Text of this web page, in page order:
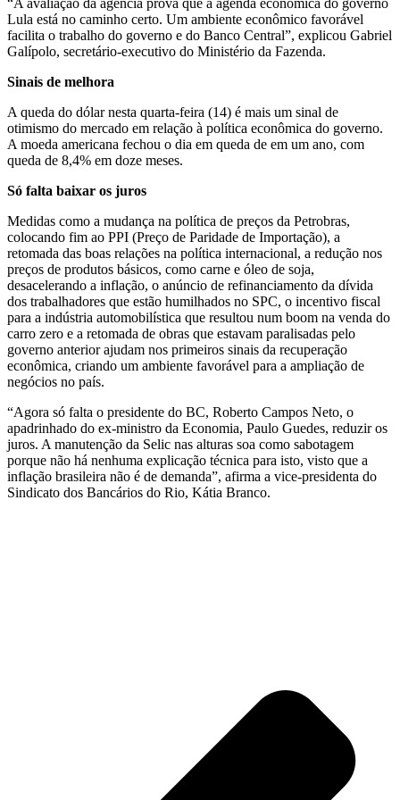
Lula está no caminho certo. Um ambiente econômico favorável
facilita o trabalho do governo e do Banco Central”, explicou Gabriel
Galípolo, secretário-executivo do Ministério da Fazenda.
Sinais de melhora
A queda do dólar nesta quarta-feira (14) é mais um sinal de
otimismo do mercado em relação à política econômica do governo.
A moeda americana fechou o dia em queda de em um ano, com
queda de 8,4% em doze meses.
Só falta baixar os juros
Medidas como a mudança na política de preços da Petrobras,
colocando fim ao PPI (Preço de Paridade de Importação), a
retomada das boas relações na política internacional, a redução nos
preços de produtos básicos, como carne e óleo de soja,
desacelerando a inflação, o anúncio de refinanciamento da dívida
dos trabalhadores que estão humilhados no SPC, o incentivo fiscal
para a indústria automobilística que resultou num boom na venda do
carro zero e a retomada de obras que estavam paralisadas pelo
governo anterior ajudam nos primeiros sinais da recuperação
econômica, criando um ambiente favorável para a ampliação de
negócios no país.
“Agora só falta o presidente do BC, Roberto Campos Neto, o
apadrinhado do ex-ministro da Economia, Paulo Guedes, reduzir os
juros. A manutenção da Selic nas alturas soa como sabotagem
porque não há nenhuma explicação técnica para isto, visto que a
inflação brasileira não é de demanda”, afirma a vice-presidenta do
Sindicato dos Bancários do Rio, Kátia Branco.